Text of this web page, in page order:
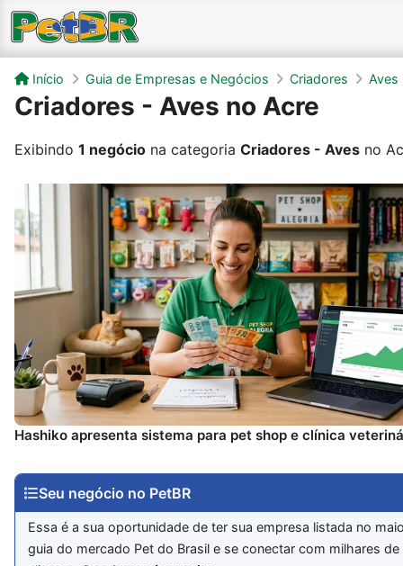
Início Guia de Empresas e Negócios Criadores Aves
Criadores - Aves no Acre
Exibindo 1 negócio na categoria Criadores - Aves no
Hashiko apresenta sistema para pet shop e clínica
Seu negócio no PetBR
Essa é a sua oportunidade de ter sua empresa listada no
guia do mercado Pet do Brasil e se conectar com milhares de